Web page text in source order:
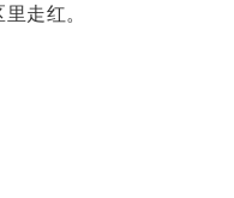
走红。